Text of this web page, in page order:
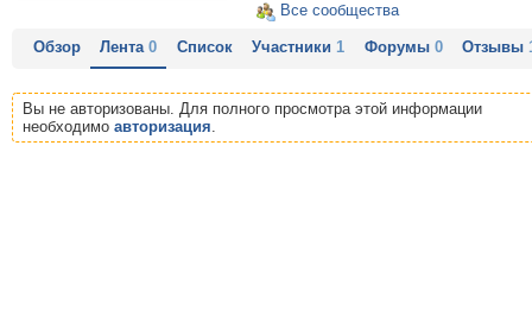
Все сообщества
Обзор Лента0 Список Участники1 Форумы 0 Отзывы
Вы не авторизованы. Для полного просмотра этой информации
необходимо авторизация.